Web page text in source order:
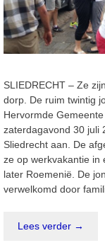
SLIEDRECHT – Ze
dorp. De ruim twintig
Hervormde
zaterdagavond 30 juli
Sliedrecht aan. De
ze op werkvakantie in
later Roemenië. De
verwelkomd door
Lees verder →